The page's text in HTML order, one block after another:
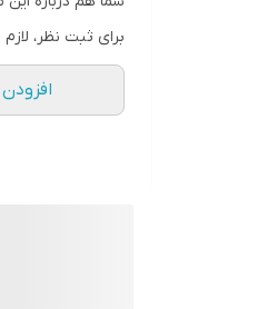
برای ثبت نظر،
افزودن